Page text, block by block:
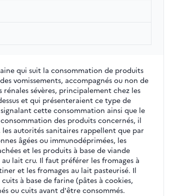
qui suit la consommation de produits
vomissements, accompagnés ou non de
sévères, principalement chez les
et qui présenteraient ce type de
cette consommation ainsi que le
des produits concernés, il
autorités sanitaires rappellent que par
âgées ou immunodéprimées, les
et les produits à base de viande
lait cru. Il faut préférer les fromages à
et les fromages au lait pasteurisé. Il
à base de farine (pâtes à cookies,
ou cuits avant d'être consommés.